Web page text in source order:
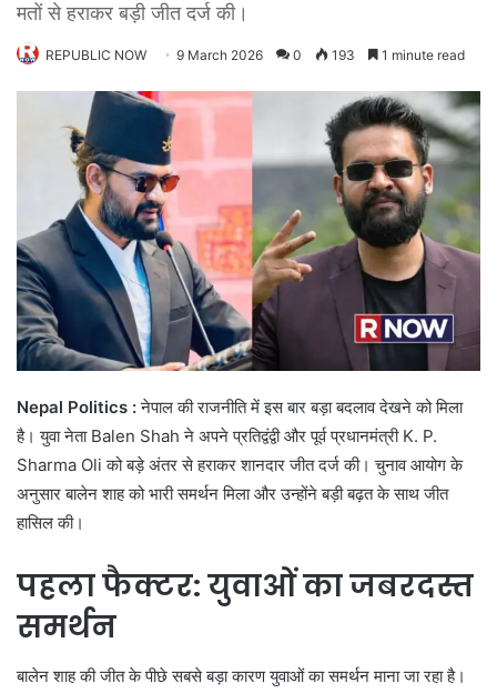
मतों से हराकर बड़ी जीत दर्ज की।
REPUBLIC NOW 9 March 2026 0 193 1 minute read
Nepal Politics :नेपाल की राजनीति में इस बार बड़ा बदलाव देखने को मिला
है। युवा नेता Balen Shah ने अपने प्रतिद्वंद्वी और पूर्व प्रधानमंत्री K. P.
Sharma Oli को बड़े अंतर से हराकर शानदार जीत दर्ज की। चुनाव आयोग के
अनुसार बालेन शाह को भारी समर्थन मिला और उन्होंने बड़ी बढ़त के साथ जीत
हासिल की।
पहला फैक्टर: युवाओं का जबरदस्त
समर्थन
बालेन शाह की जीत के पीछे सबसे बड़ा कारण युवाओं का समर्थन माना जा रहा है।